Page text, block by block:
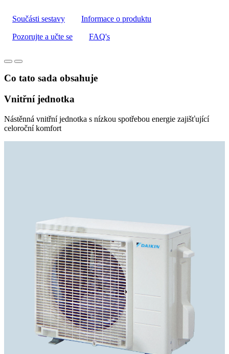
Součásti sestavy Informace o produktu
Pozorujte a učte se FAQ's
Co tato sada obsahuje
Vnitřní jednotka
Nástěnná vnitřní jednotka s nízkou spotřebou energie zajišťující
celoroční komfort